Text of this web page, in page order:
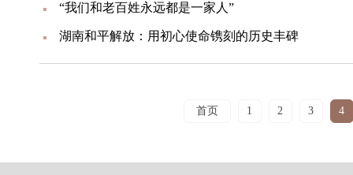
“我们和老百姓永远都是一家人”
湖南和平解放：用初心使命镌刻的历史丰碑
首页 1 2 3 4